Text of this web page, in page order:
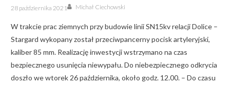
Posted
on
28 października 2021 Author
Michał Ciechowski
W trakcie prac ziemnych przy budowie linii SN15kv relacji Dolice –
Stargard wykopany został przeciwpancerny pocisk artyleryjski,
kaliber 85 mm. Realizację inwestycji wstrzymano na czas
bezpiecznego usunięcia niewypału. Do niebezpiecznego odkrycia
doszło we wtorek 26 października, około godz. 12.00. – Do czasu